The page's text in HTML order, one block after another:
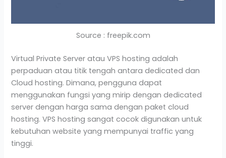
Source : freepik.com
Virtual Private Server atau VPS hosting adalah
perpaduan atau titik tengah antara dedicated dan
Cloud hosting. Dimana, pengguna dapat
menggunakan fungsi yang mirip dengan dedicated
server dengan harga sama dengan paket cloud
hosting. VPS hosting sangat cocok digunakan untuk
kebutuhan website yang mempunyai traffic yang
tinggi.